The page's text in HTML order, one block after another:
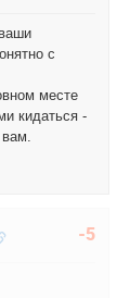
с
месте
кидаться -
-5